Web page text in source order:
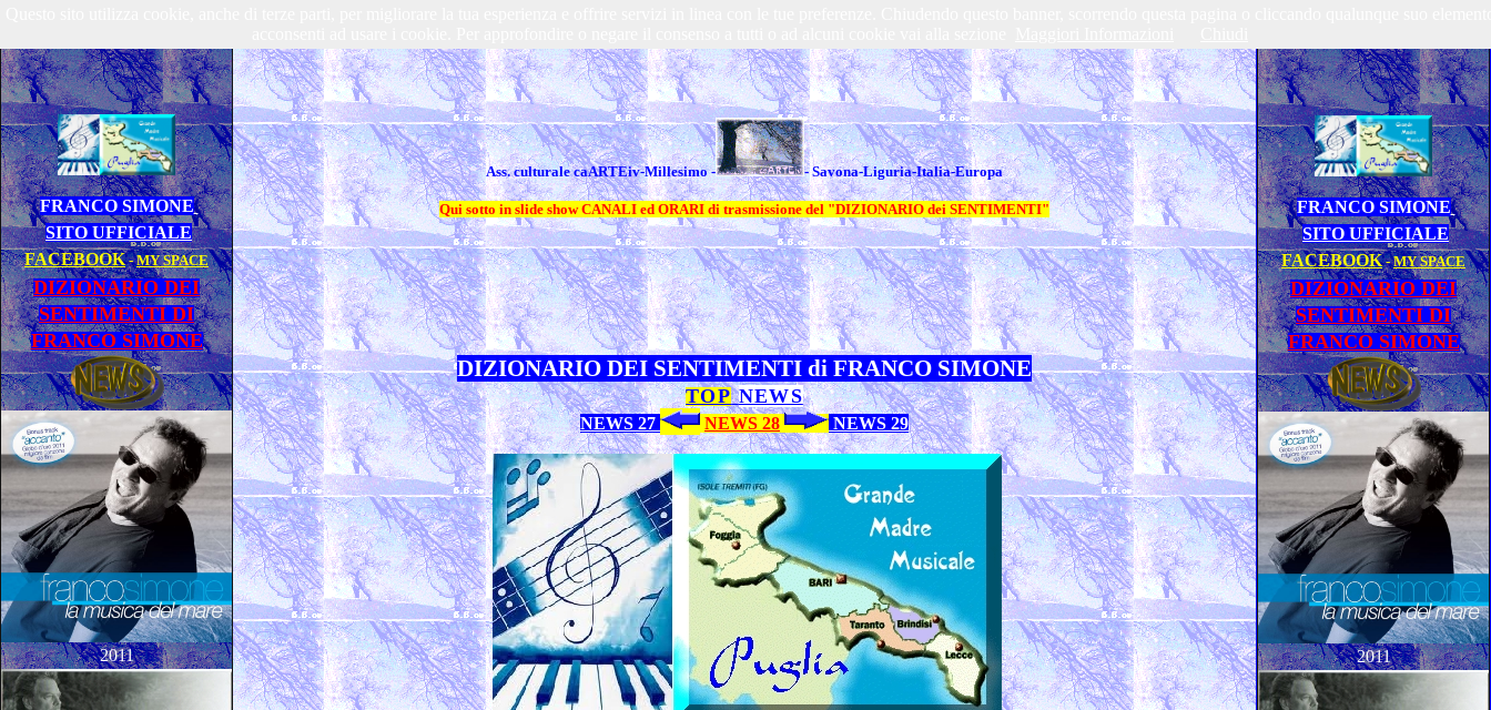
FRANCO SIMONE
SITO UFFICIALE
FACEBOOK-MY SPACE
DIZIONARIO DEI
SENTIMENTI DI
FRANCO SIMONE
2011
FRANCO SIMONE
SITO UFFICIALE
FACEBOOK-MY SPACE
DIZIONARIO DEI
SENTIMENTI DI
FRANCO SIMONE
2011
Ass. culturale caARTEiv-Millesimo - -Savona-Liguria-Italia-Europa
Qui sotto in slide show CANALI ed ORARI di trasmissione del "DIZIONARIO dei SENTIMENTI"
DIZIONARIO DEI SENTIMENTI di FRANCO SIMONE
TOP NEWS
NEWS 27 NEWS 28 NEWS 29